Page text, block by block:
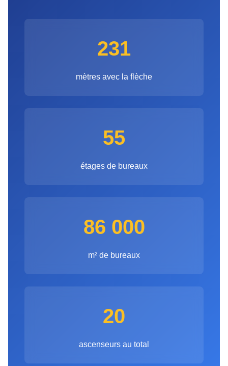
231
mètres avec la flèche
55
étages de bureaux
86 000
m² de bureaux
20
ascenseurs au total